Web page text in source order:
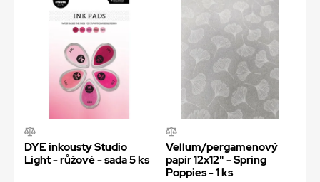
DYE inkousty Studio
Light - růžové - sada 5 ks
Vellum/pergamenový
papír 12x12" - Spring
Poppies - 1 ks